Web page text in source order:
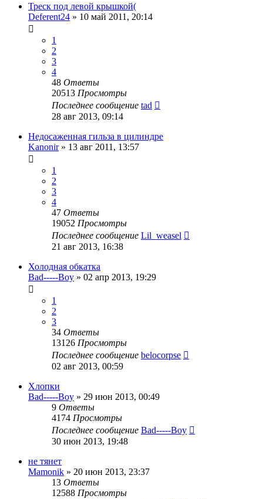
Треск под левой крышкой(
Deferent24 » 10 май 2011, 20:14
1
2
3
4
48 Ответы
20513 Просмотры
Последнее сообщение tad
28 авг 2013, 09:14
Недосаженная гильза в цилиндре
Kanonir» 13 авг 2011, 13:57
1
2
3
4
47 Ответы
19052 Просмотры
Последнее сообщение Lil_weasel
21 авг 2013, 16:38
Холодная обкатка
Bad-----Boy » 02 апр 2013, 19:29
1
2
3
34 Ответы
13126 Просмотры
Последнее сообщение belocorpse
02 авг 2013, 00:59
Хлопки
Bad-----Boy » 29 июн 2013, 00:49
9 Ответы
4174 Просмотры
Последнее сообщение Bad-----Boy
30 июн 2013, 19:48
не тянет
Mamonik » 20 июн 2013, 23:37
13 Ответы
12588 Просмотры